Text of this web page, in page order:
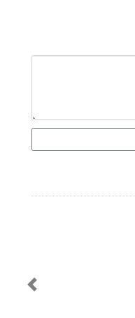
Previous